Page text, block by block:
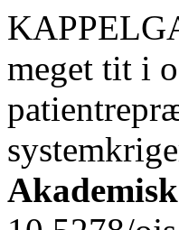
meget tit i